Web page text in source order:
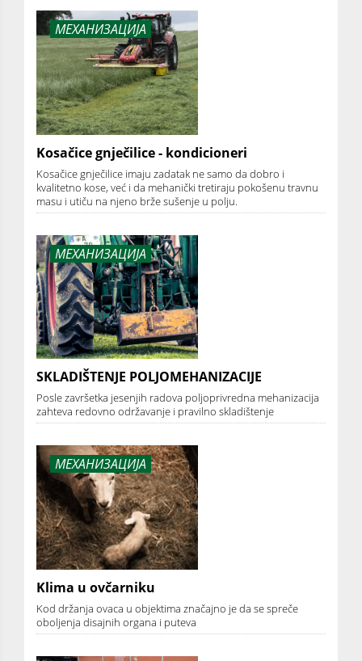
МЕХАНИЗАЦИЈА
Kosačice gnječilice - kondicioneri
Kosačice gnječilice imaju zadatak ne samo da dobro i
kvalitetno kose, već i da mehanički tretiraju pokošenu travnu
masu i utiču na njeno brže sušenje u polju.
МЕХАНИЗАЦИЈА
SKLADIŠTENJE POLJOMEHANIZACIJE
Posle završetka jesenjih radova poljoprivredna mehanizacija
zahteva redovno održavanje i pravilno skladištenje
МЕХАНИЗАЦИЈА
Klima u ovčarniku
Kod držanja ovaca u objektima značajno je da se spreče
oboljenja disajnih organa i puteva